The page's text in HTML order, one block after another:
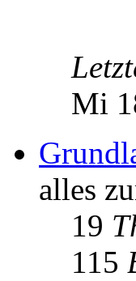
Mi
alles
19
115